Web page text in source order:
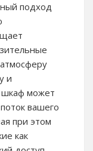
подход
и
шкаф может
вашего
при этом
как